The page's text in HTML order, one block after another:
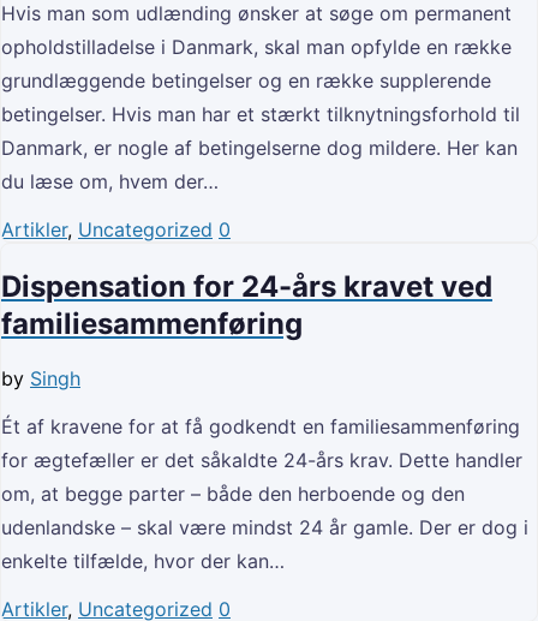
Hvis man som udlænding ønsker at søge om permanent
opholdstilladelse i Danmark, skal man opfylde en række
grundlæggende betingelser og en række supplerende
betingelser. Hvis man har et stærkt tilknytningsforhold til
Danmark, er nogle af betingelserne dog mildere. Her kan
du læse om, hvem der…
Artikler, Uncategorized 0
Dispensation for 24-års kravet ved
familiesammenføring
by Singh
Ét af kravene for at få godkendt en familiesammenføring
for ægtefæller er det såkaldte 24-års krav. Dette handler
om, at begge parter – både den herboende og den
udenlandske – skal være mindst 24 år gamle. Der er dog i
enkelte tilfælde, hvor der kan…
Artikler, Uncategorized 0